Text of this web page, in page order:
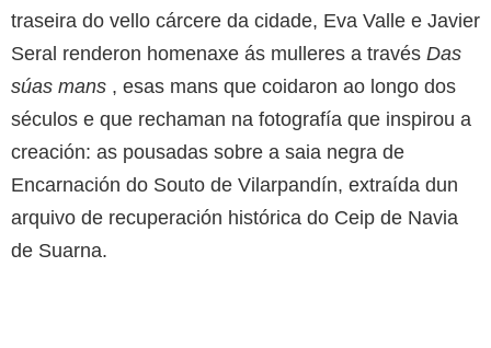
traseira do vello cárcere da cidade, Eva Valle e Javier
Seral renderon homenaxe ás mulleres a través Das
súas mans , esas mans que coidaron ao longo dos
séculos e que rechaman na fotografía que inspirou a
creación: as pousadas sobre a saia negra de
Encarnación do Souto de Vilarpandín, extraída dun
arquivo de recuperación histórica do Ceip de Navia
de Suarna.